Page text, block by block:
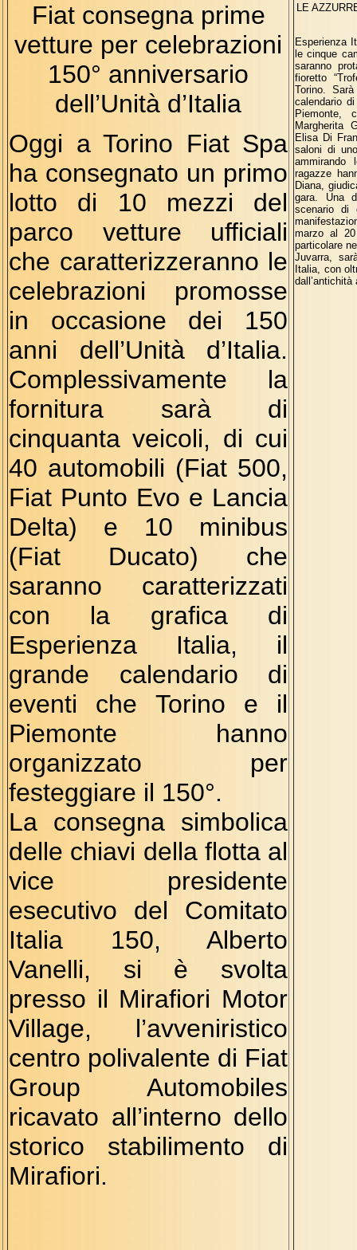
Fiat consegna prime
vetture per celebrazioni
150° anniversario
dell’Unità d’Italia
Oggi a Torino Fiat Spa
ha consegnato un primo
lotto di 10 mezzi del
parco vetture ufficiali
che caratterizzeranno le
celebrazioni promosse
in occasione dei 150
anni dell’Unità d’Italia.
Complessivamente la
fornitura sarà di
cinquanta veicoli, di cui
40 automobili (Fiat 500,
Fiat Punto Evo e Lancia
Delta) e 10 minibus
(Fiat Ducato) che
saranno caratterizzati
con la grafica di
Esperienza Italia, il
grande calendario di
eventi che Torino e il
Piemonte hanno
organizzato per
festeggiare il 150°.
La consegna simbolica
delle chiavi della flotta al
vice presidente
esecutivo del Comitato
Italia 150, Alberto
Vanelli, si è svolta
presso il Mirafiori Motor
Village, l’avveniristico
centro polivalente di Fiat
Group Automobiles
ricavato all’interno dello
storico stabilimento di
Mirafiori.
LE
Esperienza
le cinque
saranno
fioretto
Torino.
calendario
Piemonte,
Margherita
Elisa Di
saloni di
ragazze
Diana,
gara. Una
scenario di
marzo al
particolare
Juvarra,
Italia, con
dall’antichità